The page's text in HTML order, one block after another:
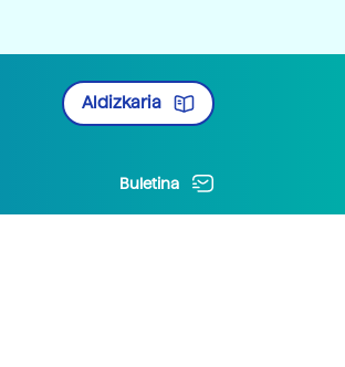
Aldizkaria
Buletina